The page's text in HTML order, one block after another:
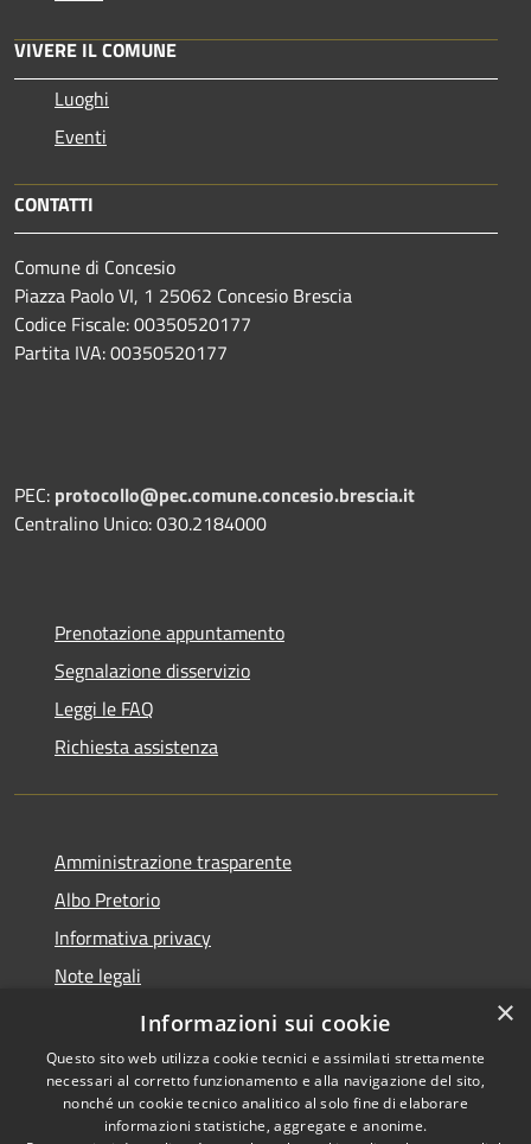
VIVERE IL COMUNE
Luoghi
Eventi
CONTATTI
Comune di Concesio
Piazza Paolo VI, 1 25062 Concesio Brescia
Codice Fiscale: 00350520177
Partita IVA: 00350520177
PEC: protocollo@pec.comune.concesio.brescia.it
Centralino Unico: 030.2184000
Prenotazione appuntamento
Segnalazione disservizio
Leggi le FAQ
Richiesta assistenza
Amministrazione trasparente
Albo Pretorio
Informativa privacy
Note legali
Dichiarazione di accessibilità
Copyright © 2021 •
×
Informazioni sui cookie
Questo sito web utilizza cookie tecnici e assimilati strettamente
necessari al corretto funzionamento e alla navigazione del sito,
nonché un cookie tecnico analitico al solo fine di elaborare
informazioni statistiche, aggregate e anonime.